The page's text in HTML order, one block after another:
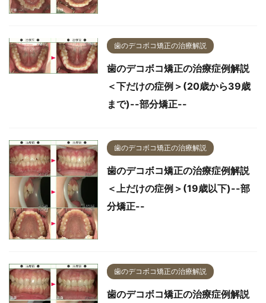
歯のデコボコ矯正の治療解説
歯のデコボコ矯正の治療症例解説
＜下だけの症例＞(20歳から39歳
まで)--部分矯正--
歯のデコボコ矯正の治療解説
歯のデコボコ矯正の治療症例解説
＜上だけの症例＞(19歳以下)--部
分矯正--
歯のデコボコ矯正の治療解説
歯のデコボコ矯正の治療症例解説